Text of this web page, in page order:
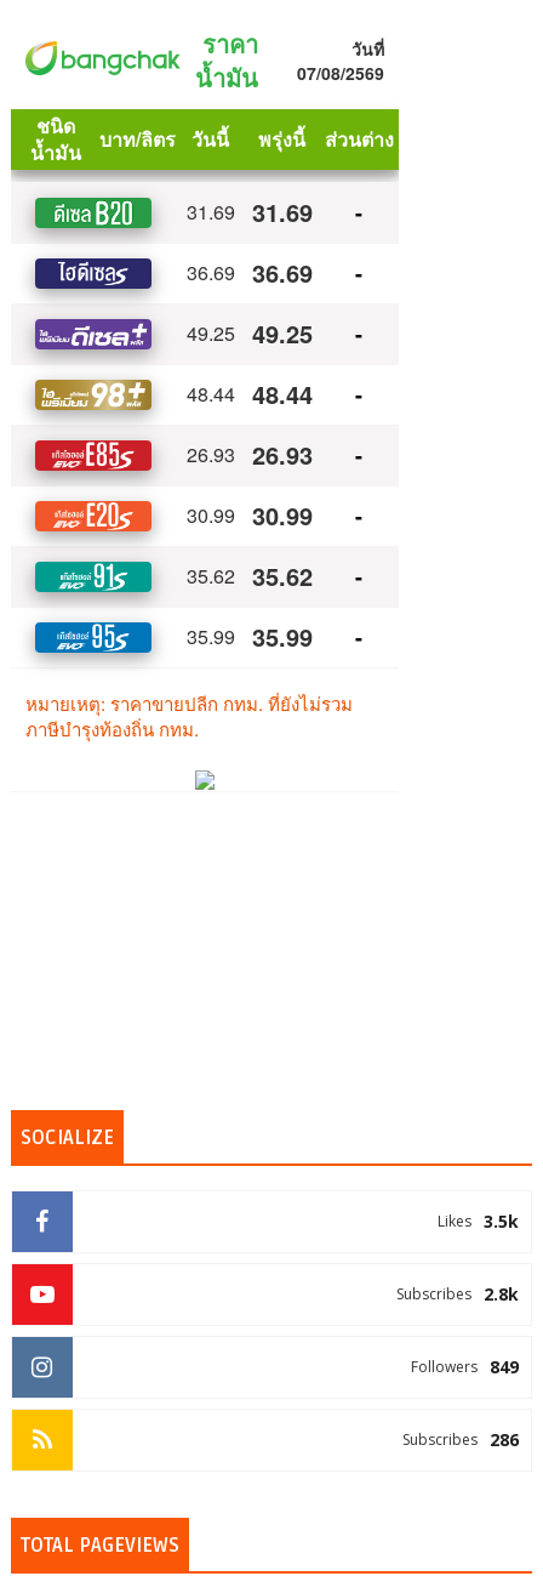
SOCIALIZE
3.5k
Likes
2.8k
Subscribes
849
Followers
286
Subscribes
TOTAL PAGEVIEWS